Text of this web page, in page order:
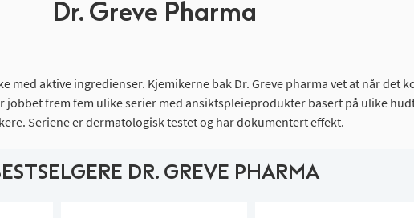
Dr. Greve Pharma
med aktive ingredienser. Kjemikerne bak Dr. Greve pharma vet at når det
jobbet frem fem ulike serier med ansiktspleieprodukter basert på ulike
Seriene er dermatologisk testet og har dokumentert effekt.
DR. GREVE PHARMA